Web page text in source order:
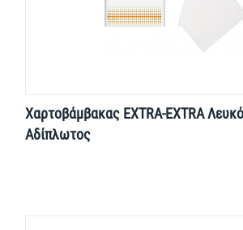
Χαρτοβάμβακας EXTRA-EXTRA
Αδίπλωτος